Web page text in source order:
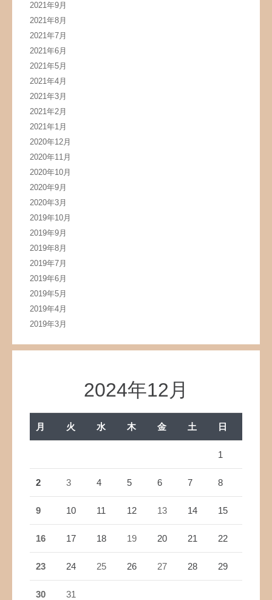
2021年9月
2021年8月
2021年7月
2021年6月
2021年5月
2021年4月
2021年3月
2021年2月
2021年1月
2020年12月
2020年11月
2020年10月
2020年9月
2020年3月
2019年10月
2019年9月
2019年8月
2019年7月
2019年6月
2019年5月
2019年4月
2019年3月
2024年12月
月 火 水 木 金 土 日
1
2 3 4 5 6 7 8
9 10 11 12 13 14 15
16 17 18 19 20 21 22
23 24 25 26 27 28 29
30 31